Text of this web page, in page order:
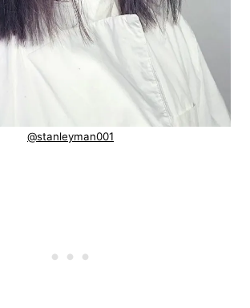
@stanleyman001